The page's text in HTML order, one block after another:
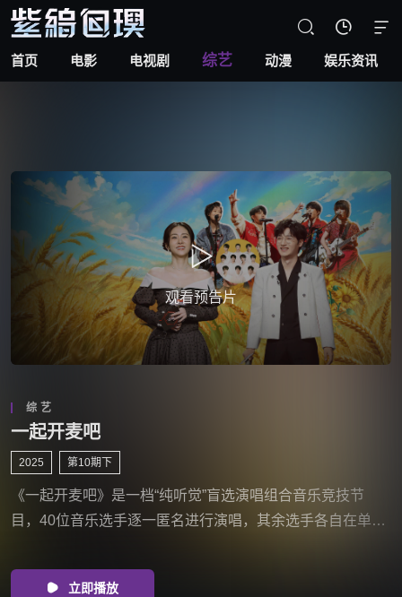
首页 电影 电视剧 综艺 动漫 娱乐资讯
  
观看预告片
综艺
偏爱之恋
2025 偏爱日记
青春洋溢的单身男女为爱而来，只身抵达远离都市的荒野之
境，展开为期两周的偏爱之恋。当生存竞技撞上恋爱修罗
展开，他们能否找到属于自己的爱与偏爱。
 立即播放